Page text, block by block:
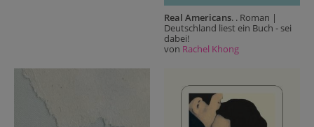
Real Americans. . Roman |
Deutschland liest ein Buch - sei
dabei!
von Rachel Khong